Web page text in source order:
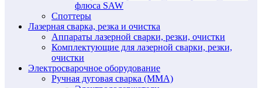
флюса SAW
Споттеры
Лазерная сварка, резка и очистка
Аппараты лазерной сварки, резки, очистки
Комплектующие для лазерной сварки, резки,
очистки
Электросварочное оборудование
Ручная дуговая сварка (MMA)